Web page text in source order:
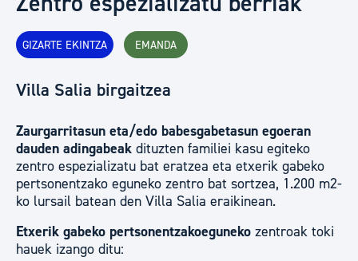
GIZARTE EKINTZA EMANDA
Villa Salia birgaitzea
Zaurgarritasun eta/edo babesgabetasun egoeran
dauden adingabeak dituzten familiei kasu egiteko
zentro espezializatu bat eratzea eta etxerik gabeko
pertsonentzako eguneko zentro bat sortzea, 1.200 m2-
ko lursail batean den Villa Salia eraikinean.
Etxerik gabeko pertsonentzakoeguneko zentroak toki
hauek izango ditu: